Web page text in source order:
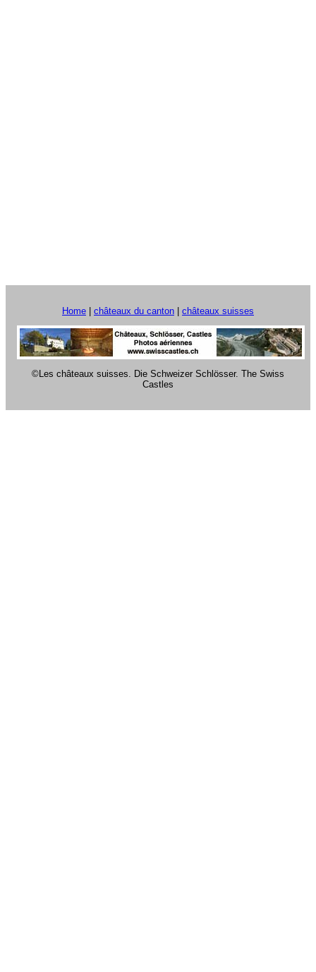
Home châteaux du canton châteaux suisses
©Les châteaux suisses. Die Schweizer Schlösser. The Swiss
Castles